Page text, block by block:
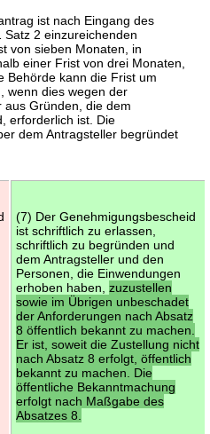
ist nach Eingang des
2 einzureichenden
von sieben Monaten, in
einer Frist von drei Monaten,
Behörde kann die Frist um
wenn dies wegen der
aus Gründen, die dem
erforderlich ist. Die
dem Antragsteller begründet
(7) Der Genehmigungsbescheid
ist schriftlich zu erlassen,
schriftlich zu begründen und
dem Antragsteller und den
Personen, die Einwendungen
erhoben haben, zuzustellen
sowie im Übrigen unbeschadet
der Anforderungen nach Absatz
8 öffentlich bekannt zu machen.
Er ist, soweit die Zustellung nicht
nach Absatz 8 erfolgt, öffentlich
bekannt zu machen. Die
öffentliche Bekanntmachung
erfolgt nach Maßgabe des
Absatzes 8.